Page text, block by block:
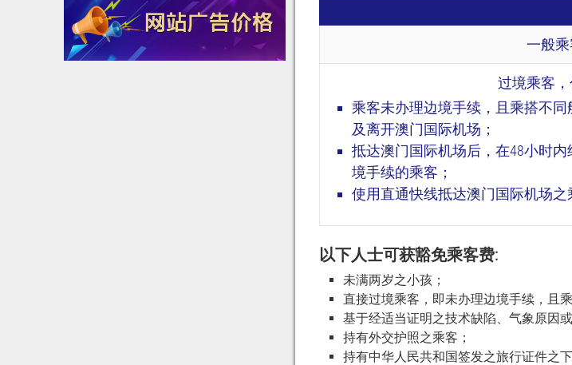
一般乘
过境乘客，
乘客未办理边境手续，且乘搭不
及离开澳门国际机场；
抵达澳门国际机场后，在48小时
境手续的乘客；
使用直通快线抵达澳门国际机场之
以下人士可获豁免乘客费:
未满两岁之小孩；
直接过境乘客，即未办理边境手续，且
基于经适当证明之技术缺陷、气象原因
持有外交护照之乘客；
持有中华人民共和国签发之旅行证件之下